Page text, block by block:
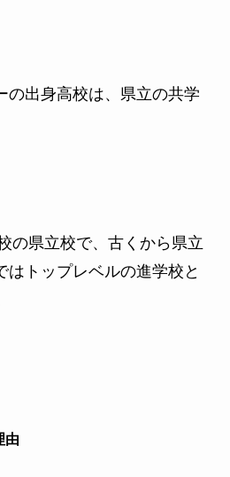
の出身高校は、県立の共学
の県立校で、古くから県立
はトップレベルの進学校と
由